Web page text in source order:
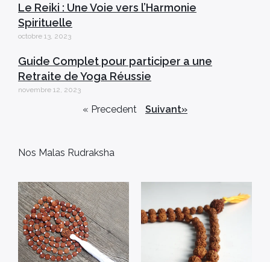
Le Reiki : Une Voie vers l’Harmonie
Spirituelle
octobre 13, 2023
Guide Complet pour participer a une
Retraite de Yoga Réussie
novembre 12, 2023
« Precedent Suivant»
Nos Malas Rudraksha